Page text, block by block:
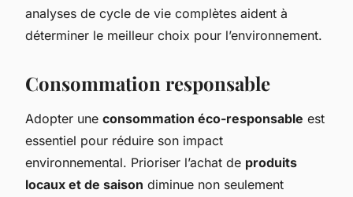
analyses de cycle de vie complètes aident à
déterminer le meilleur choix pour l’environnement.
Consommation responsable
Adopter une consommation éco-responsable est
essentiel pour réduire son impact
environnemental. Prioriser l’achat de produits
locaux et de saison diminue non seulement